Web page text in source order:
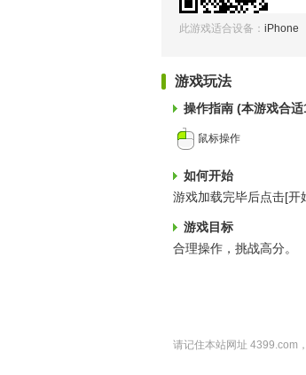
此游戏适合设备： iPhone
游戏玩法
操作指南 (本游戏合
鼠标操作
如何开始
游戏加载完毕后点击[开
游戏目标
合理操作，挑战高分。
请记住本站网址 4399.com